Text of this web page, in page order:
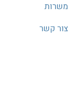
משרות
צור קשר